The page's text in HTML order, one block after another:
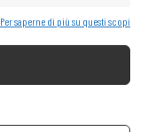
Per saperne di più su questi scopi